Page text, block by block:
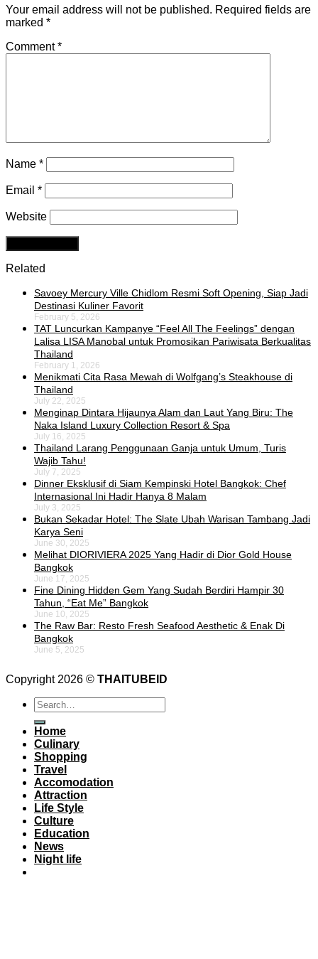
Your email address will not be published. Required fields are
marked *
Comment*
Name *
Email *
Website
Related
Savoey Mercury Ville Chidlom Resmi Soft Opening, Siap Jadi
Destinasi Kuliner Favorit
February 5, 2026
TAT Luncurkan Kampanye “Feel All The Feelings” dengan
Lalisa LISA Manobal untuk Promosikan Pariwisata Berkualitas
Thailand
February 1, 2026
Menikmati Cita Rasa Mewah di Wolfgang’s Steakhouse di
Thailand
July 22, 2025
Menginap Dintara Hijaunya Alam dan Laut Yang Biru: The
Naka Island Luxury Collection Resort & Spa
July 16, 2025
Thailand Larang Penggunaan Ganja untuk Umum, Turis
Wajib Tahu!
July 7, 2025
Dinner Eksklusif di Siam Kempinski Hotel Bangkok: Chef
Internasional Ini Hadir Hanya 8 Malam
July 3, 2025
Bukan Sekadar Hotel: The Slate Ubah Warisan Tambang Jadi
Karya Seni
June 30, 2025
Melihat DIORIVIERA 2025 Yang Hadir di Dior Gold House
Bangkok
June 17, 2025
Fine Dining Hidden Gem Yang Sudah Berdiri Hampir 30
Tahun, “Eat Me” Bangkok
June 10, 2025
The Raw Bar: Resto Fresh Seafood Aesthetic & Enak Di
Bangkok
June 5, 2025
Copyright 2026 © THAITUBEID
Home
Culinary
Shopping
Travel
Accomodation
Attraction
Life Style
Culture
Education
News
Night life